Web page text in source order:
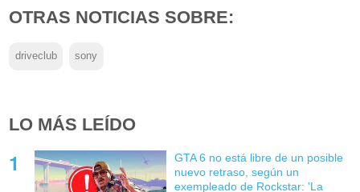
OTRAS NOTICIAS SOBRE:
driveclub sony
LO MÁS LEÍDO
GTA 6 no está libre de un posible
nuevo retraso, según un
exempleado de Rockstar: 'La